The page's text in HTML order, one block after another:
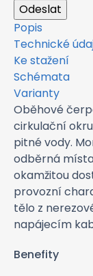
Popis
Technické
Ke stažení
Schémata
Varianty
Oběhové
cirkulační
pitné vody.
odběrná
okamžitou
provozní
tělo z
napájecím
Benefity